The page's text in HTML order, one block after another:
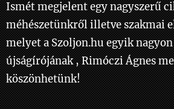
Ismét megjelent egy nagyszerű
méhészetünkről illetve szakmai
melyet a Szoljon.hu egyik nagyon
újságírójának , Rimóczi Ágnes
köszönhetünk!